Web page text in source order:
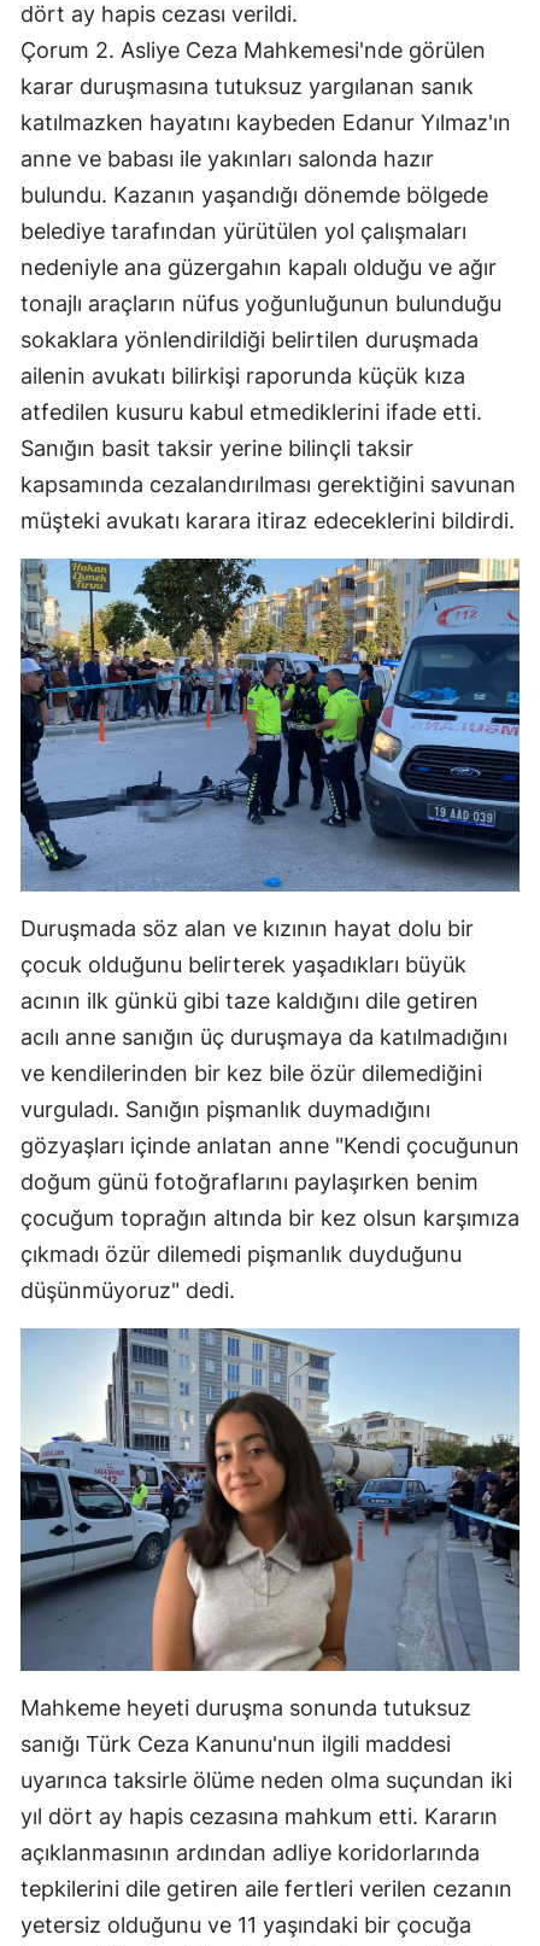
Hakkari
Hatay
Isparta
Mersin
İstanbul
İzmir
Kars
Kastamonu
Kayseri
Kırklareli
Kocaeli
Konya
Kütahya
Malatya
Manisa
Kahramanmaraş
Mardin
Muğla
Muş
Nevşehir
Ordu
Rize
Sakarya
Sivas
Tekirdağ
Tokat
Trabzon
Tunceli
Uşak
Van
Zonguldak
Aksaray
dört ay hapis cezası verildi.
Çorum 2. Asliye Ceza Mahkemesi'nde görülen
karar duruşmasına tutuksuz yargılanan sanık
katılmazken hayatını kaybeden Edanur Yılmaz'ın
anne ve babası ile yakınları salonda hazır
bulundu. Kazanın yaşandığı dönemde bölgede
belediye tarafından yürütülen yol çalışmaları
nedeniyle ana güzergahın kapalı olduğu ve ağır
tonajlı araçların nüfus yoğunluğunun bulunduğu
sokaklara yönlendirildiği belirtilen duruşmada
ailenin avukatı bilirkişi raporunda küçük kıza
atfedilen kusuru kabul etmediklerini ifade etti.
Sanığın basit taksir yerine bilinçli taksir
kapsamında cezalandırılması gerektiğini savunan
müşteki avukatı karara itiraz edeceklerini bildirdi.
Duruşmada söz alan ve kızının hayat dolu bir
çocuk olduğunu belirterek yaşadıkları büyük
acının ilk günkü gibi taze kaldığını dile getiren
acılı anne sanığın üç duruşmaya da katılmadığını
ve kendilerinden bir kez bile özür dilemediğini
vurguladı. Sanığın pişmanlık duymadığını
gözyaşları içinde anlatan anne "Kendi çocuğunun
doğum günü fotoğraflarını paylaşırken benim
çocuğum toprağın altında bir kez olsun karşımıza
çıkmadı özür dilemedi pişmanlık duyduğunu
düşünmüyoruz" dedi.
Mahkeme heyeti duruşma sonunda tutuksuz
sanığı Türk Ceza Kanunu'nun ilgili maddesi
uyarınca taksirle ölüme neden olma suçundan iki
yıl dört ay hapis cezasına mahkum etti. Kararın
açıklanmasının ardından adliye koridorlarında
tepkilerini dile getiren aile fertleri verilen cezanın
yetersiz olduğunu ve 11 yaşındaki bir çocuğa